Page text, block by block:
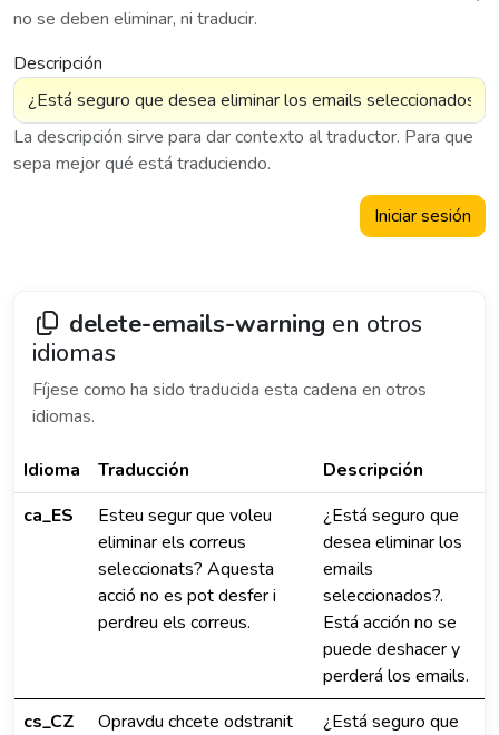
no se deben eliminar, ni traducir.
Descripción
La descripción sirve para dar contexto al traductor. Para que
sepa mejor qué está traduciendo.
Iniciar sesión
delete-emails-warning en otros
idiomas
Fíjese como ha sido traducida esta cadena en otros
idiomas.
Idioma Traducción
Descripción
ca_ES
Esteu segur que voleu
eliminar els correus
seleccionats? Aquesta
acció no es pot desfer i
perdreu els correus.
¿Está seguro que
desea eliminar los
emails
seleccionados?.
Está acción no se
puede deshacer y
perderá los emails.
cs_CZ
Opravdu chcete odstranit
¿Está seguro que